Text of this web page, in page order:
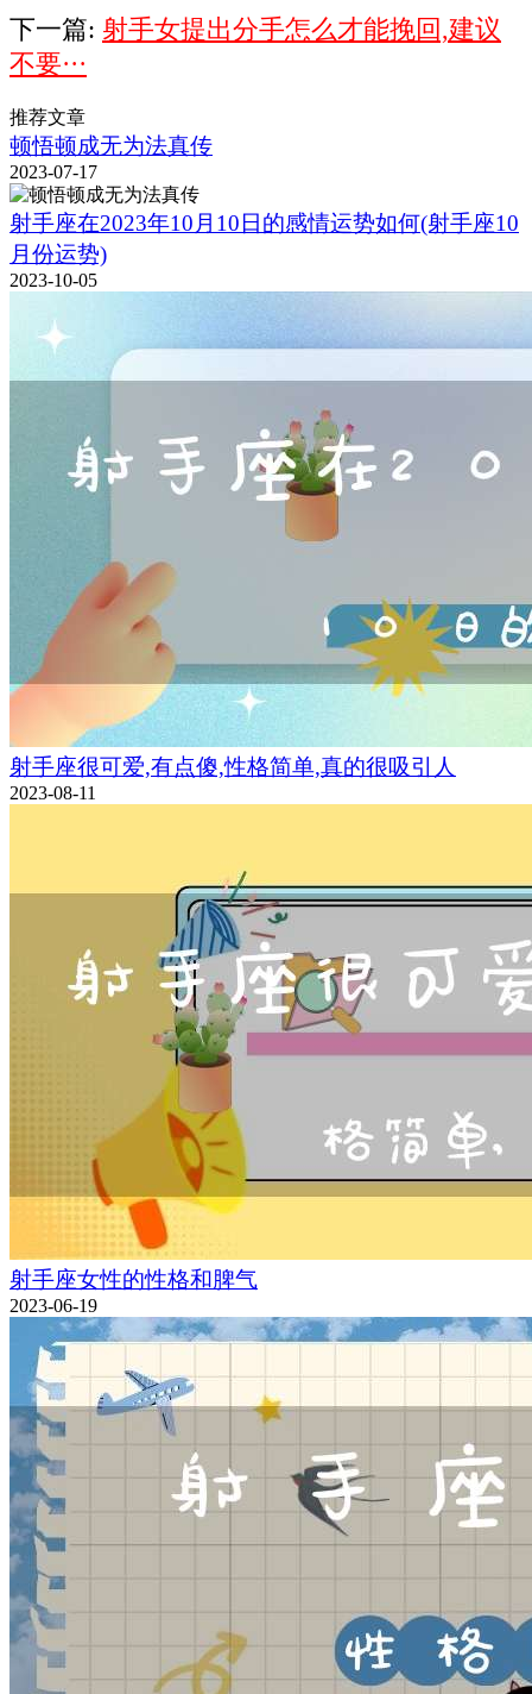
下一篇: 射手女提出分手怎么才能挽回,建议
不要···
推荐文章
顿悟顿成无为法真传
2023-07-17
射手座在2023年10月10日的感情运势如何(射手座10
月份运势)
2023-10-05
射手座很可爱,有点傻,性格简单,真的很吸引人
2023-08-11
射手座女性的性格和脾气
2023-06-19